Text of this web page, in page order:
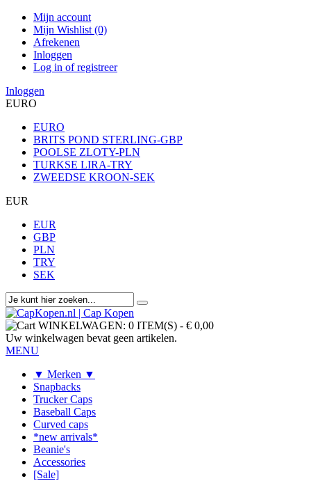
Mijn account
Mijn Wishlist (0)
Afrekenen
Inloggen
Log in of registreer
Inloggen
EURO
EURO
BRITS POND STERLING-GBP
POOLSE ZLOTY-PLN
TURKSE LIRA-TRY
ZWEEDSE KROON-SEK
EUR
EUR
GBP
PLN
TRY
SEK
WINKELWAGEN: 0 ITEM(S) - € 0,00
Uw winkelwagen bevat geen artikelen.
MENU
▼ Merken ▼
Snapbacks
Trucker Caps
Baseball Caps
Curved caps
*new arrivals*
Beanie's
Accessories
[Sale]